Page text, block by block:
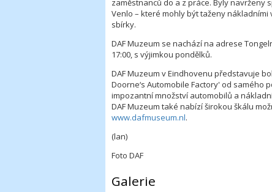
zaměstnanců do a z práce. Byly navrženy
Venlo – které mohly být taženy
sbírky.
DAF Muzeum se nachází na adrese
17:00, s výjimkou pondělků.
DAF Muzeum v Eindhovenu představuje
Doorne‘s Automobile Factory' od samého
impozantní množství automobilů a
DAF Muzeum také nabízí širokou škálu
www.dafmuseum.nl.
(lan)
Foto DAF
Galerie